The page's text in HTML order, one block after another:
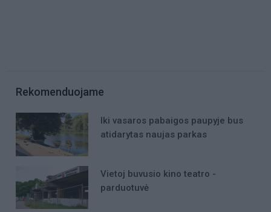
Rekomenduojame
Iki vasaros pabaigos paupyje bus
atidarytas naujas parkas
Vietoj buvusio kino teatro -
parduotuvė